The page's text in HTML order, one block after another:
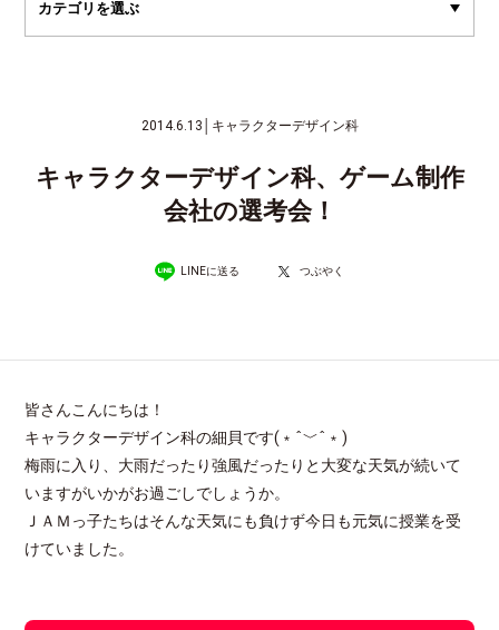
2014.6.13 キャラクターデザイン科
キャラクターデザイン科、ゲーム制作
会社の選考会！
LINEに送る つぶやく
皆さんこんにちは！
キャラクターデザイン科の細貝です(﹡ˆ﹀ˆ﹡)
梅雨に入り、大雨だったり強風だったりと大変な天気が続いて
いますがいかがお過ごしでしょうか。
ＪＡＭっ子たちはそんな天気にも負けず今日も元気に授業を受
けていました。